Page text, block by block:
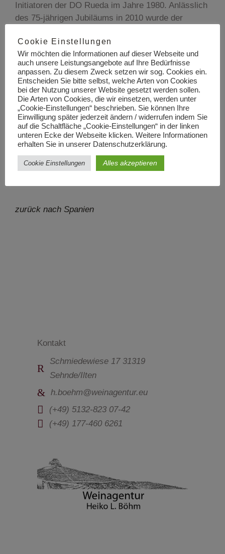
Initiatoren der DO Rueda im Jahre 1980. Anlässlich
des 75-jährigen Jubiläums in 2010 wurde der
ins Leben gerufen, eine Selektion von sehr alten
Verdejo Reben, im Alter zwischen 90 und 110
Jahren. Die Gärung erfolgt mit natürlichen Hefen
auf denen der Wein vier Monate verweilt.
Gelegentliches Aufrühren der Hefe schütz vor
Zersetzung. Diese Batonnage bewirkt einen fülligen,
fruchtigen Charakter mit feinem Schmelz.
Dieser Wein überzeugte auch Robert Parker und
Jancis Robinson. Letztere erwählte diesen Wein für
die Fluggesellschaften British Airways und Iberia.
zurück nach Spanien
Kontakt
Schmiedewiese 17 31319
Sehnde/Ilten
h.boehm@weinagentur.eu
(+49) 5132-823 07-42
(+49) 177-460 6261
Cookie Einstellungen
Wir möchten die Informationen auf dieser Webseite und
auch unsere Leistungsangebote auf Ihre Bedürfnisse
anpassen. Zu diesem Zweck setzen wir sog. Cookies ein.
Entscheiden Sie bitte selbst, welche Arten von Cookies
bei der Nutzung unserer Website gesetzt werden sollen.
Die Arten von Cookies, die wir einsetzen, werden unter
„Cookie-Einstellungen“ beschrieben. Sie können Ihre
Einwilligung später jederzeit ändern / widerrufen indem Sie
auf die Schaltfläche „Cookie-Einstellungen“ in der linken
unteren Ecke der Webseite klicken. Weitere Informationen
erhalten Sie in unserer Datenschutzerklärung.
Cookie Einstellungen Alles akzeptieren